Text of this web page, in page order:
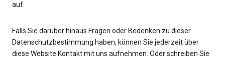
auf.
Falls Sie darüber hinaus Fragen oder Bedenken zu dieser
Datenschutzbestimmung haben, können Sie jederzeit über
diese Website Kontakt mit uns aufnehmen. Oder schreiben Sie